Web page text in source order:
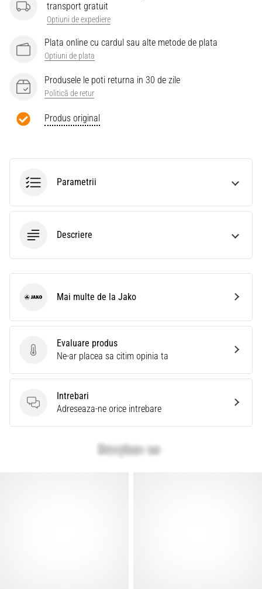
transport gratuit
Optiuni de expediere
Plata online cu cardul sau alte metode de plata
Optiuni de plata
Produsele le poti returna in 30 de zile
Politică de retur
Produs original
Parametrii
Descriere
Evaluare produs
Evaluare produs
Ne-ar placea sa citim opinia ta
Intrebari
Intrebari
Adreseaza-ne orice intrebare
Jako Mai multe de la Jako